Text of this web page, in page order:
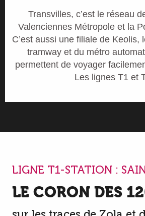
Transvilles, c’est le réseau
Valenciennes Métropole et la
C’est aussi une filiale de Keolis,
tramway et du métro
permettent de voyager
Les lignes T1 et
LIGNE T1-STATION :
LE CORON DES